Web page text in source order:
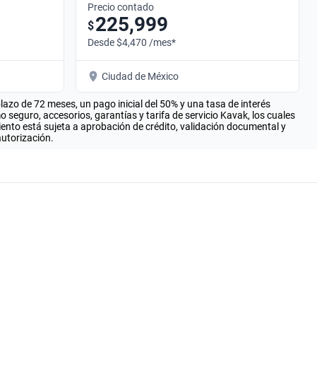
Precio contado
$225,999
Desde $4,470 /mes*
Ciudad de México
de 72 meses, un pago inicial del 50% y una tasa de interés
accesorios, garantías y tarifa de servicio Kavak, los cuales
está sujeta a aprobación de crédito, validación documental y